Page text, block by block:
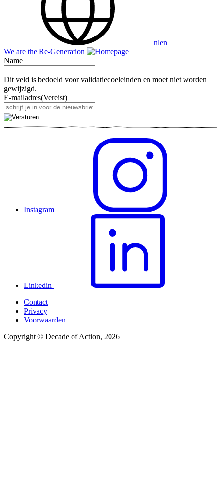
nlen
We are the Re-Generation
Name
Dit veld is bedoeld voor validatiedoeleinden en moet niet worden
gewijzigd.
E-mailadres(Vereist)
Instagram
Linkedin
Contact
Privacy
Voorwaarden
Copyright © Decade of Action, 2026